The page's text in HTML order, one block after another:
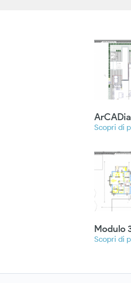
Scopri di
Modulo
Scopri di